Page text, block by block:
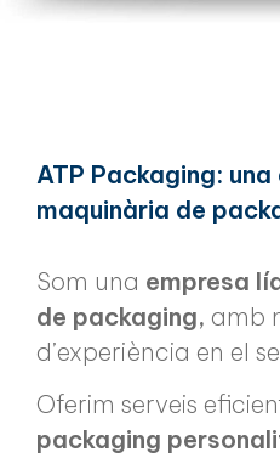
ATP Packaging:
maquinària de
Som una empresa
de packaging, amb
d’experiència en el
Oferim serveis
packaging